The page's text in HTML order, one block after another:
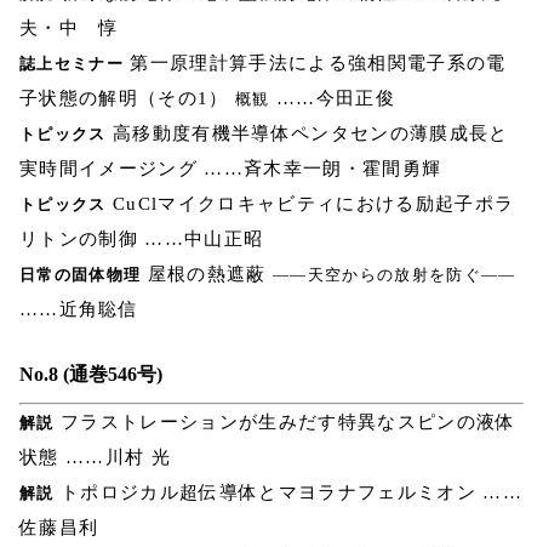
夫・中 惇
誌上セミナー 第一原理計算手法による強相関電子系の電
子状態の解明（その1） 概観 ……今田正俊
トピックス 高移動度有機半導体ペンタセンの薄膜成長と
実時間イメージング ……斉木幸一朗・霍間勇輝
トピックス CuClマイクロキャビティにおける励起子ポラ
リトンの制御 ……中山正昭
日常の固体物理 屋根の熱遮蔽 ――天空からの放射を防ぐ――
……近角聡信
No.8 (通巻546号)
解説 フラストレーションが生みだす特異なスピンの液体
状態 ……川村 光
解説
トポロジカル超伝導体とマヨラナフェルミオン ……
佐藤昌利